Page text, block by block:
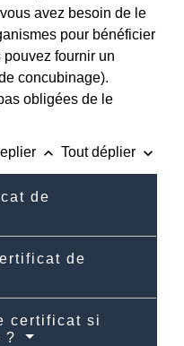
avez besoin de le
pour bénéficier
fournir un
concubinage).
obligées de le
keyboard_arrow_up Tout déplier keyboard_arrow_down
de
de
certificat si
?